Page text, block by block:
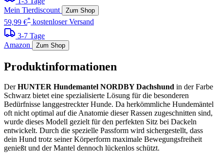
Mein Tierdiscount
Zum Shop
59,99 €* kostenloser Versand
3-7 Tage
Amazon
Zum Shop
Produktinformationen
DerHUNTER Hundemantel NORDBY Dachshund in der Farbe
Schwarz bietet eine spezialisierte Lösung für die besonderen
Bedürfnisse langgestreckter Hunde. Da herkömmliche Hundemäntel
oft nicht optimal auf die Anatomie dieser Rassen zugeschnitten sind,
wurde dieses Modell gezielt für den perfekten Sitz bei Dackeln
entwickelt. Durch die spezielle Passform wird sichergestellt, dass
dein Hund trotz seiner Körperform maximale Bewegungsfreiheit
genießt und der Mantel dennoch lückenlos schützt.